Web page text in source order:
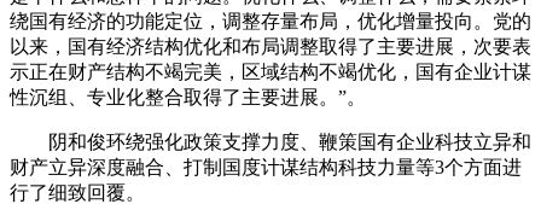
绕国有经济的功能定位，调整存量布局，优化增量投向。党的
以来，国有经济结构优化和布局调整取得了主要进展，次要表
示正在财产结构不竭完美，区域结构不竭优化，国有企业计谋
性沉组、专业化整合取得了主要进展。”。
阴和俊环绕强化政策支撑力度、鞭策国有企业科技立异和
财产立异深度融合、打制国度计谋结构科技力量等3个方面进
行了细致回覆。